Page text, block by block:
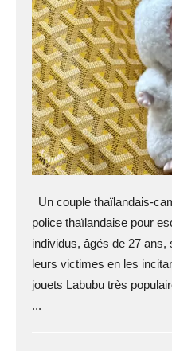
Un couple thaïlandais-
police thaïlandaise pour
individus, âgés de 27
leurs victimes en les
jouets Labubu très
...